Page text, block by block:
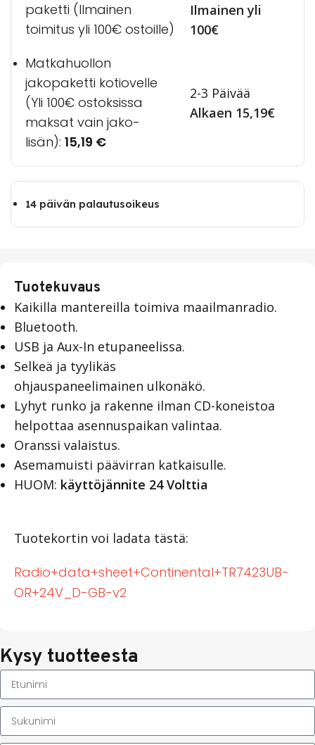
paketti (Ilmainen
toimitus yli 100€ ostoille)
Ilmainen yli
100€
Matkahuollon
jakopaketti kotiovelle
(Yli 100€ ostoksissa
maksat vain jako-
lisän): 15,19 €
2-3 Päivää
Alkaen 15,19€
14 päivän palautusoikeus
Tuotekuvaus
Kaikilla mantereilla toimiva maailmanradio.
Bluetooth.
USB ja Aux-In etupaneelissa.
Selkeä ja tyylikäs
ohjauspaneelimainen ulkonäkö.
Lyhyt runko ja rakenne ilman CD-koneistoa
helpottaa asennuspaikan valintaa.
Oranssi valaistus.
Asemamuisti päävirran katkaisulle.
HUOM: käyttöjännite 24 Volttia
Tuotekortin voi ladata tästä:
Radio+data+sheet+Continental+TR7423UB-
OR+24V_D-GB-v2
Kysy tuotteesta